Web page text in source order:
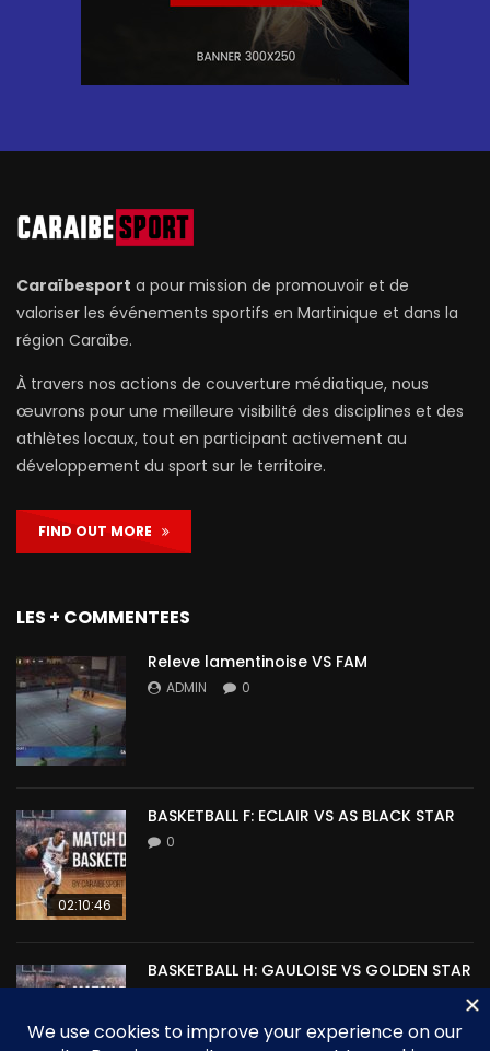
Caraïbesport a pour mission de promouvoir et de
valoriser les événements sportifs en Martinique et dans la
région Caraïbe.
À travers nos actions de couverture médiatique, nous
œuvrons pour une meilleure visibilité des disciplines et des
athlètes locaux, tout en participant activement au
développement du sport sur le territoire.
FIND OUT MORE
LES + COMMENTEES
Releve lamentinoise VS FAM
ADMIN 0
02:10:46
BASKETBALL F: ECLAIR VS AS BLACK STAR
0
BASKETBALL H: GAULOISE VS GOLDEN STAR